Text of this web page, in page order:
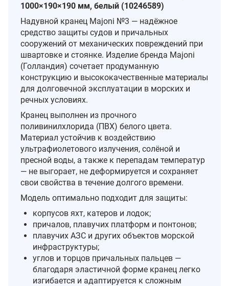
1000×190×190 мм, белый (10246589)
Надувной кранец Majoni №3 — надёжное
средство защиты судов и причальных
сооружений от механических повреждений при
швартовке и стоянке. Изделие бренда Majoni
(Голландия) сочетает продуманную
конструкцию и высококачественные материалы
для долговечной эксплуатации в морских и
речных условиях.
Кранец выполнен из прочного
поливинилхлорида (ПВХ) белого цвета.
Материал устойчив к воздействию
ультрафиолетового излучения, солёной и
пресной воды, а также к перепадам температур
— не выгорает, не деформируется и сохраняет
свои свойства в течение долгого времени.
Модель оптимально подходит для защиты:
корпусов яхт, катеров и лодок;
причалов, плавучих платформ и понтонов;
плавучих АЗС и других объектов морской
инфраструктуры;
углов и торцов причальных пальцев —
благодаря эластичной форме кранец легко
изгибается и адаптируется к сложным